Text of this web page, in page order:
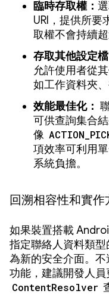
臨時存取權：
URI，提供所要
取權不會持續超
存取其他設定檔
允許使用者從
如工作資料夾
效能最佳化：
可供查詢集合
像
項效率可利用
系統負擔。
回溯相容性和實作
如果裝置搭載
指定聯絡人資料類型
為新的安全介面。
功能，建議開發人
ContentResolver